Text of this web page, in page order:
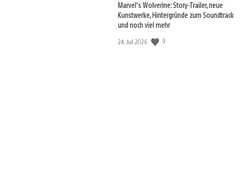
download
Marvel‘s Wolverine: Story-Trailer, neue
Kunstwerke, Hintergründe zum Soundtrack
und noch viel mehr
Veröffentlichungsdatum:
24. Jul 2026 9